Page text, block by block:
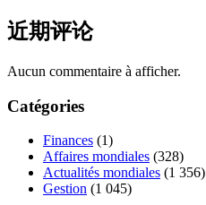
近期评论
Aucun commentaire à afficher.
Catégories
Finances (1)
Affaires mondiales (328)
Actualités mondiales (1 356)
Gestion (1 045)